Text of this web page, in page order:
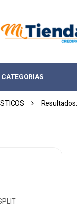
CATEGORIAS